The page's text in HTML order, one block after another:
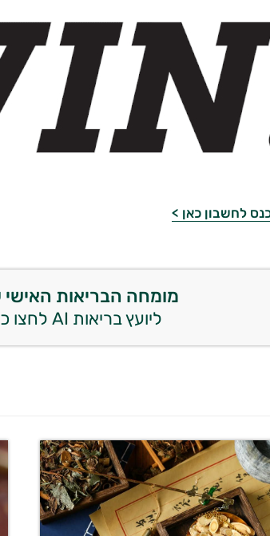
לחשבון כאן >
מומחה הבריאות
ליועץ בריאות AI לחצו כאן